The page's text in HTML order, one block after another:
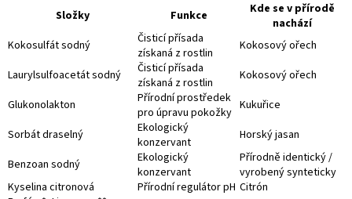
Složky Funkce
Kde se v přírodě
nachází
Kokosulfát sodný
Čisticí přísada
získaná z rostlin
Kokosový ořech
Laurylsulfoacetát sodný
Čisticí přísada
získaná z rostlin
Kokosový ořech
Glukonolakton
Přírodní prostředek
pro úpravu pokožky Kukuřice
Sorbát draselný
Ekologický
konzervant
Horský jasan
Benzoan sodný
Ekologický
konzervant
Přírodně identický /
vyrobený synteticky
Kyselina citronová
Přírodní regulátor pH Citrón